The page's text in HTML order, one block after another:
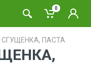
0
ПАСТА